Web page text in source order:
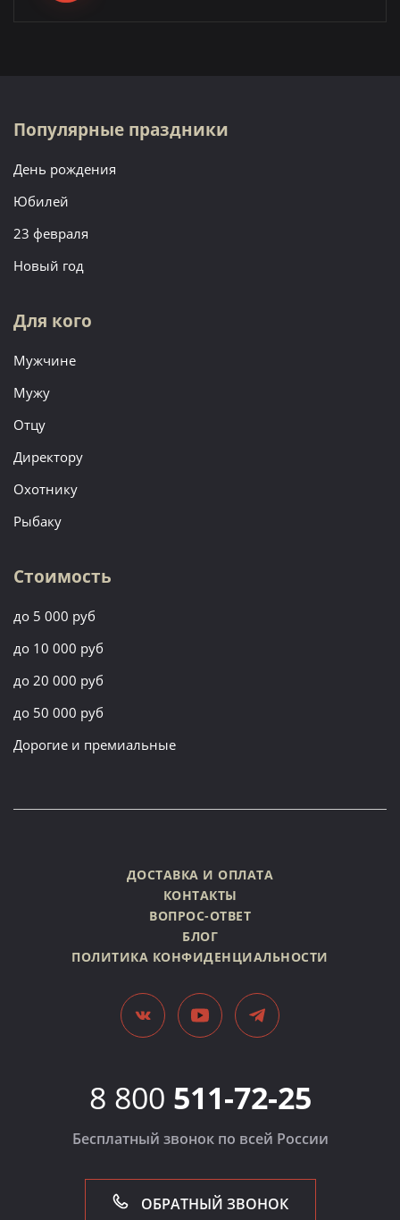
Популярные праздники
День рождения
Юбилей
23 февраля
Новый год
Для кого
Мужчине
Мужу
Отцу
Директору
Охотнику
Рыбаку
Стоимость
до 5 000 руб
до 10 000 руб
до 20 000 руб
до 50 000 руб
Дорогие и премиальные
ДОСТАВКА И ОПЛАТА
КОНТАКТЫ
ВОПРОС-ОТВЕТ
БЛОГ
ПОЛИТИКА КОНФИДЕНЦИАЛЬНОСТИ
8 800 511-72-25
Бесплатный звонок по всей России
ОБРАТНЫЙ ЗВОНОК